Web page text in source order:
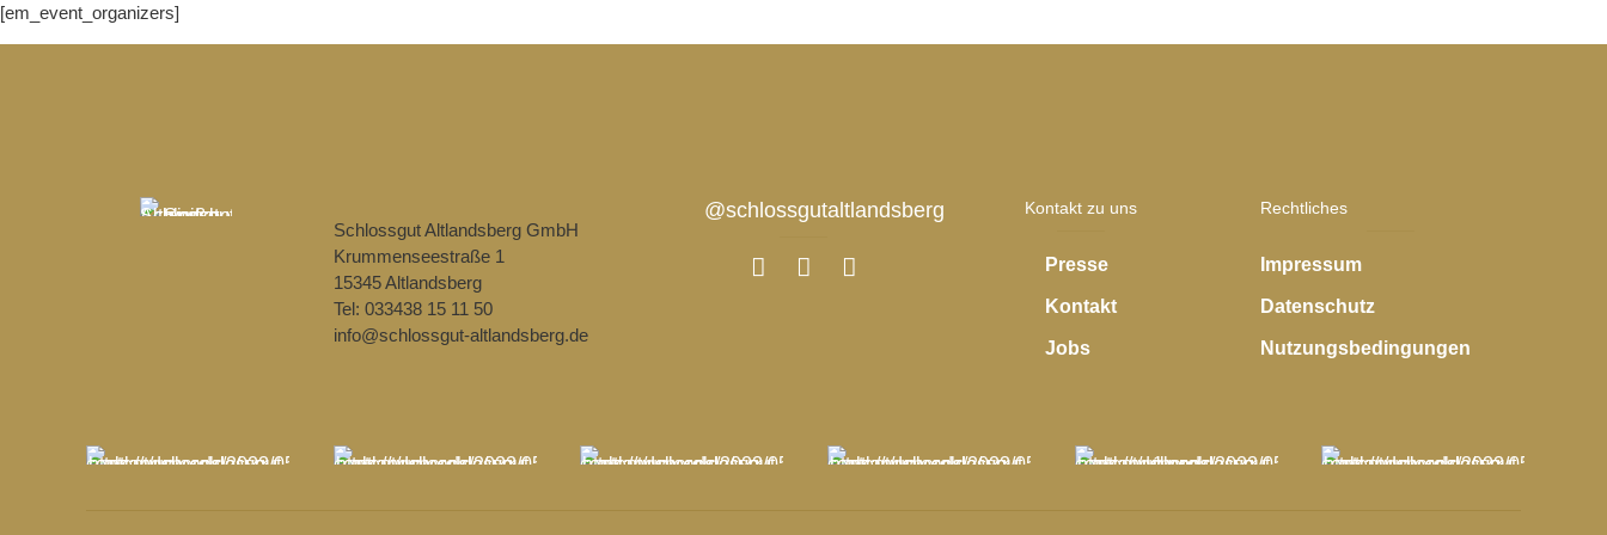
[em_event_organizers]
Schlossgut Altlandsberg GmbH
Krummenseestraße 1
15345 Altlandsberg
Tel: 033438 15 11 50
info@schlossgut-altlandsberg.de
@schlossgutaltlandsberg Kontakt zu uns
Presse
Kontakt
Jobs
Rechtliches
Impressum
Datenschutz
Nutzungsbedingungen